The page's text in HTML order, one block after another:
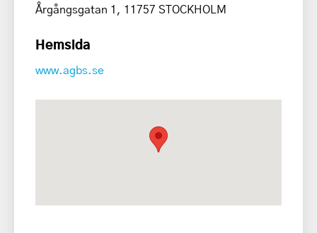
Årgångsgatan 1, 11757 STOCKHOLM
Hemsida
www.agbs.se